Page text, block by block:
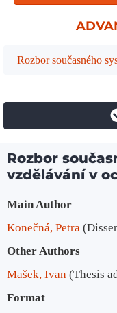
Rozbor současného
Rozbor
vzdělávání v
Bibliographic Details
Main Author
Konečná, Petra
Other Authors
Mašek, Ivan (Thesis
Format